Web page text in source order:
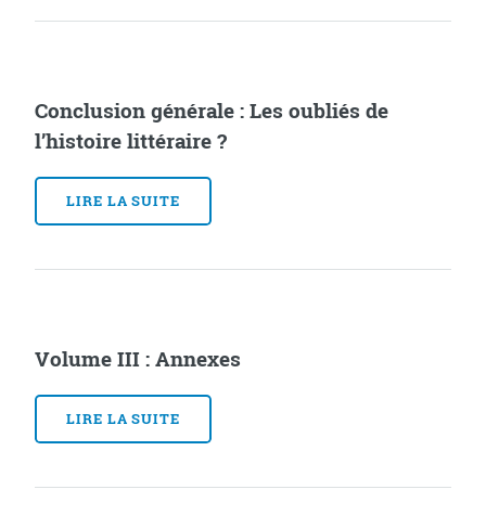
Conclusion générale : Les oubliés de
l’histoire littéraire ?
LIRE LA SUITE
Volume III : Annexes
LIRE LA SUITE